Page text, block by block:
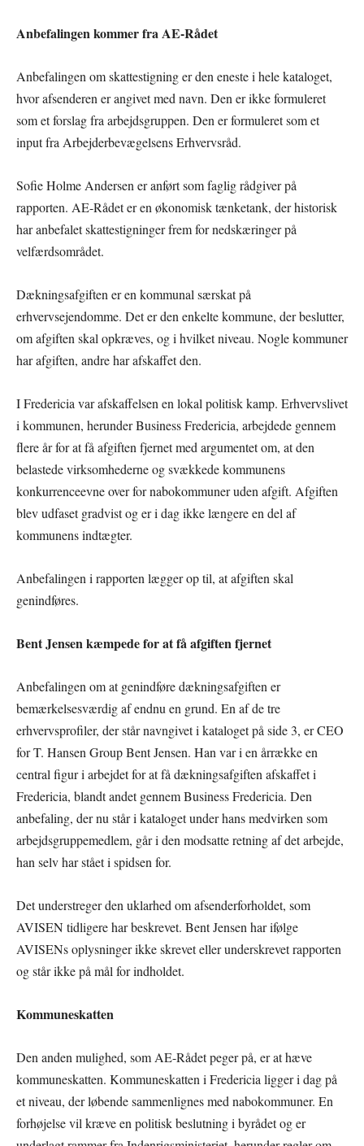
Anbefalingen kommer fra AE-Rådet
Anbefalingen om skattestigning er den eneste i hele kataloget,
hvor afsenderen er angivet med navn. Den er ikke formuleret
som et forslag fra arbejdsgruppen. Den er formuleret som et
input fra Arbejderbevægelsens Erhvervsråd.
Sofie Holme Andersen er anført som faglig rådgiver på
rapporten. AE-Rådet er en økonomisk tænketank, der historisk
har anbefalet skattestigninger frem for nedskæringer på
velfærdsområdet.
Dækningsafgiften er en kommunal særskat på
erhvervsejendomme. Det er den enkelte kommune, der beslutter,
om afgiften skal opkræves, og i hvilket niveau. Nogle kommuner
har afgiften, andre har afskaffet den.
I Fredericia var afskaffelsen en lokal politisk kamp. Erhvervslivet
i kommunen, herunder Business Fredericia, arbejdede gennem
flere år for at få afgiften fjernet med argumentet om, at den
belastede virksomhederne og svækkede kommunens
konkurrenceevne over for nabokommuner uden afgift. Afgiften
blev udfaset gradvist og er i dag ikke længere en del af
kommunens indtægter.
Anbefalingen i rapporten lægger op til, at afgiften skal
genindføres.
Bent Jensen kæmpede for at få afgiften fjernet
Anbefalingen om at genindføre dækningsafgiften er
bemærkelsesværdig af endnu en grund. En af de tre
erhvervsprofiler, der står navngivet i kataloget på side 3, er CEO
for T. Hansen Group Bent Jensen. Han var i en årrække en
central figur i arbejdet for at få dækningsafgiften afskaffet i
Fredericia, blandt andet gennem Business Fredericia. Den
anbefaling, der nu står i kataloget under hans medvirken som
arbejdsgruppemedlem, går i den modsatte retning af det arbejde,
han selv har stået i spidsen for.
Det understreger den uklarhed om afsenderforholdet, som
AVISEN tidligere har beskrevet. Bent Jensen har ifølge
AVISENs oplysninger ikke skrevet eller underskrevet rapporten
og står ikke på mål for indholdet.
Kommuneskatten
Den anden mulighed, som AE-Rådet peger på, er at hæve
kommuneskatten. Kommuneskatten i Fredericia ligger i dag på
et niveau, der løbende sammenlignes med nabokommuner. En
forhøjelse vil kræve en politisk beslutning i byrådet og er